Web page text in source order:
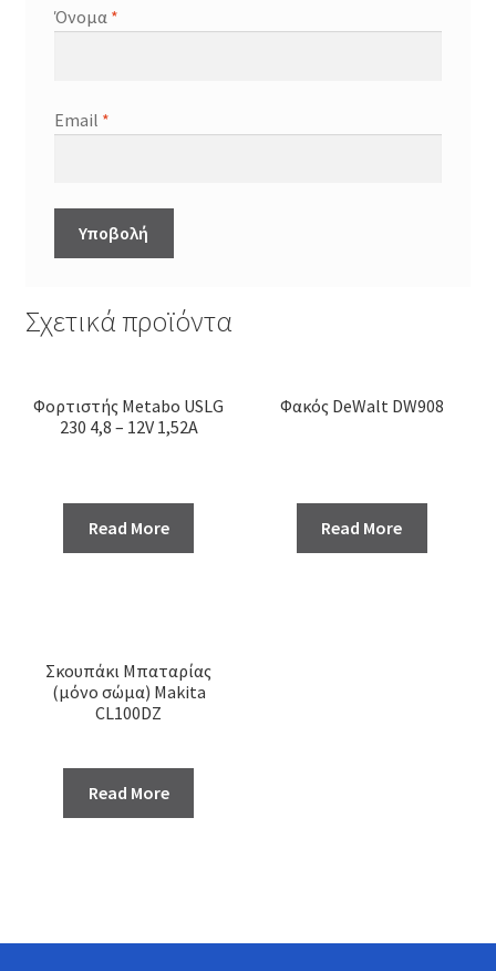
Όνομα *
Email *
Σχετικά προϊόντα
Φορτιστής Metabo USLG
230 4,8 – 12V 1,52A
Read More
Φακός DeWalt DW908
Read More
Σκουπάκι Μπαταρίας
(μόνο σώμα) Makita
CL100DZ
Read More